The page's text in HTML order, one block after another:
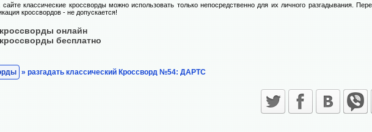
классические кроссворды можно использовать только непосредственно для их личного разгадывания.
кроссвордов - не допускается!
онлайн
бесплатно
» разгадать классический Кроссворд №54: ДАРТС